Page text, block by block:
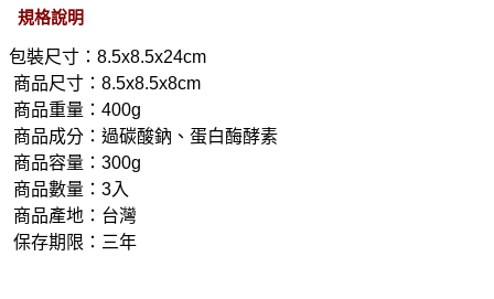
規格說明
包裝尺寸：8.5x8.5x24cm
商品尺寸：8.5x8.5x8cm
商品重量：400g
商品成分：過碳酸鈉、蛋白酶酵素
商品容量：300g
商品數量：3入
商品產地：台灣
保存期限：三年